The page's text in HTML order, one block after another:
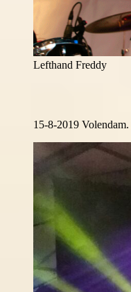
Lefthand Freddy
15-8-2019